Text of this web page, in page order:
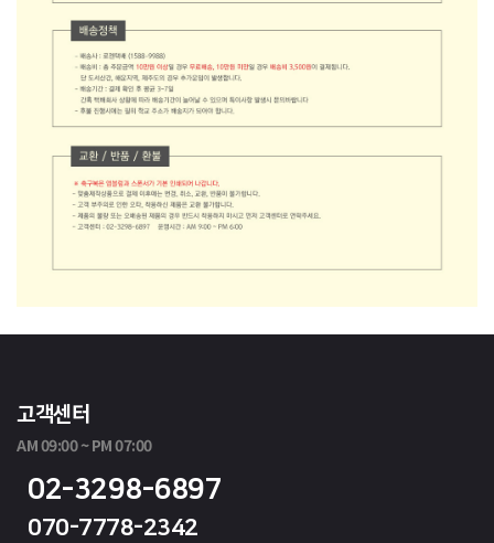
고객센터
AM 09:00 ~ PM 07:00
02-3298-6897
070-7778-2342